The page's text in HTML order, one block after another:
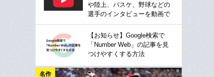
や陸上、バスケ、野球などの
選手のインタビューを動画で
【お知らせ】Google検索で
「Number Web」の記事を見
つけやすくする方法
名作